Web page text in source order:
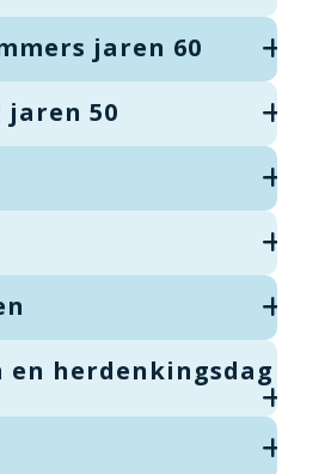
jaren 60
50
en herdenkingsdag